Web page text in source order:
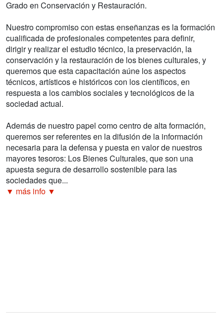
Grado en Conservación y Restauración.
Nuestro compromiso con estas enseñanzas es la formación
cualificada de profesionales competentes para definir,
dirigir y realizar el estudio técnico, la preservación, la
conservación y la restauración de los bienes culturales, y
queremos que esta capacitación aúne los aspectos
técnicos, artísticos e históricos con los científicos, en
respuesta a los cambios sociales y tecnológicos de la
sociedad actual.
Además de nuestro papel como centro de alta formación,
queremos ser referentes en la difusión de la información
necesaria para la defensa y puesta en valor de nuestros
mayores tesoros: Los Bienes Culturales, que son una
apuesta segura de desarrollo sostenible para las
sociedades que...
▼ más info ▼